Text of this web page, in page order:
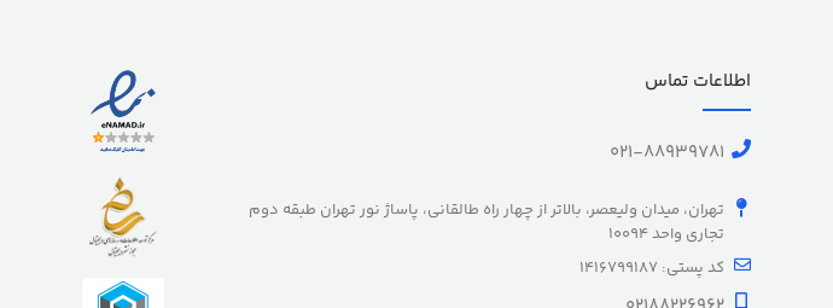
اطلاعات تماس
021-88939781
تهران، میدان ولیعصر، بالاتر از چهار راه طالقانی، پاساژ نور تهران طبقه دوم
تجاری واحد 10094
کد پستی: 1416799187